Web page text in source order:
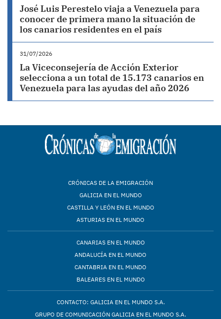
José Luis Perestelo viaja a Venezuela para
conocer de primera mano la situación de
los canarios residentes en el país
31/07/2026
La Viceconsejería de Acción Exterior
selecciona a un total de 15.173 canarios en
Venezuela para las ayudas del año 2026
CRÓNICAS DE LA EMIGRACIÓN
GALICIA EN EL MUNDO
CASTILLA Y LEÓN EN EL MUNDO
ASTURIAS EN EL MUNDO
CANARIAS EN EL MUNDO
ANDALUCÍA EN EL MUNDO
CANTABRIA EN EL MUNDO
BALEARES EN EL MUNDO
CONTACTO: GALICIA EN EL MUNDO S.A.
GRUPO DE COMUNICACIÓN GALICIA EN EL MUNDO S.A.